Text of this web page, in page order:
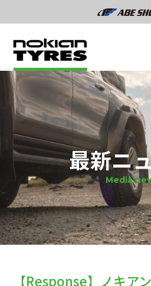
最新ニ
Media
【Response】ノキア